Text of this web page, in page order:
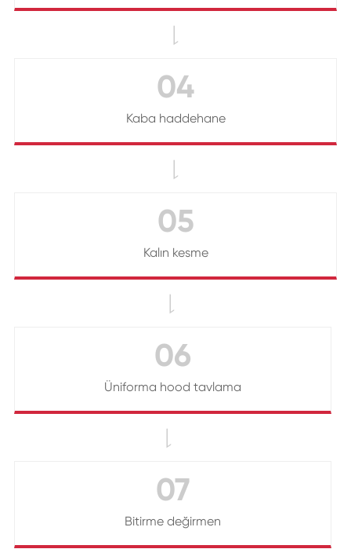

04
Kaba haddehane

05
Kalın kesme

06
Üniforma hood tavlama

07
Bitirme değirmen